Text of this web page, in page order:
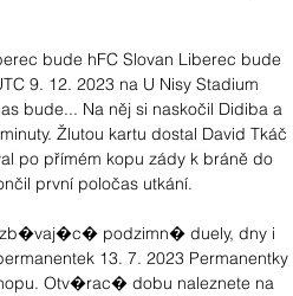
bude hFC Slovan Liberec bude
9. 12. 2023 na U Nisy Stadium
bude... Na něj si naskočil Didiba a
Žlutou kartu dostal David Tkáč
po přímém kopu zády k bráně do
první poločas utkání.
podzimn� duely, dny i
13. 7. 2023 Permanentky
Otv�rac� dobu naleznete na